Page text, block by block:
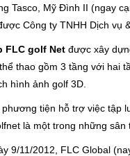
Tasco, Mỹ Đình II (ngay
Công ty TNHH Dịch vụ
FLC golf Netđược xây
thao gồm 3 tầng với hai
hình ảnh golf 3D.
tiện hỗ trợ việc tập
là một trong những sân
9/11/2012, FLC Global